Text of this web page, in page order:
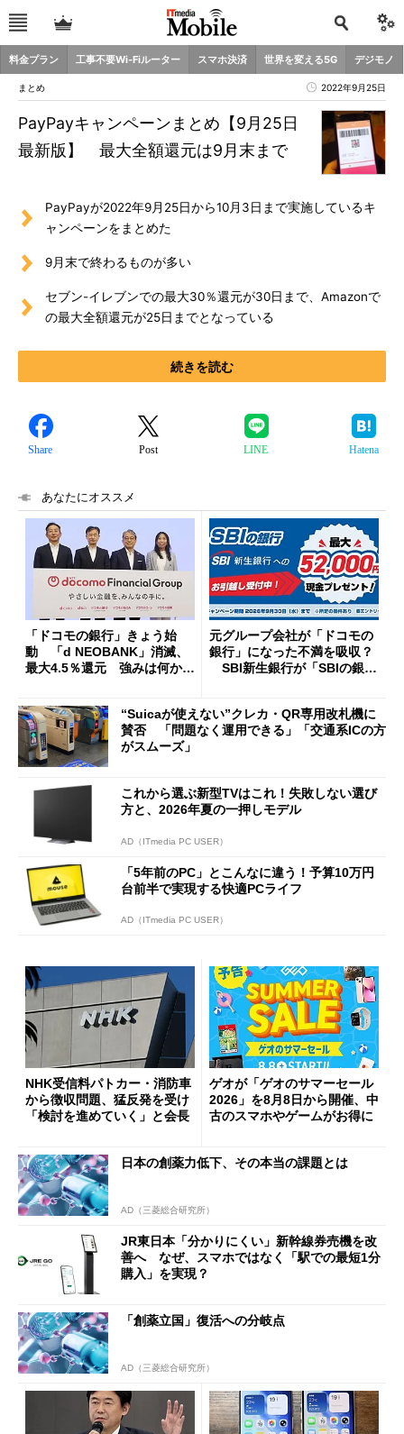
料金プラン 工事不要Wi-Fiルーター スマホ決済 世界を変える5G デジモノ
まとめ 2022年9月25日
PayPayキャンペーンまとめ【9月25日
最新版】 最大全額還元は9月末まで
PayPayが2022年9月25日から10月3日まで実施しているキ
ャンペーンをまとめた
9月末で終わるものが多い
セブン-イレブンでの最大30％還元が30日まで、Amazonで
の最大全額還元が25日までとなっている
続きを読む
Share Post LINE Hatena
あなたにオススメ
「ドコモの銀行」きょう始
動 「d NEOBANK」消滅、
最大4.5％還元 強みは何か解
元グループ会社が「ドコモの
銀行」になった不満を吸収？
SBI新生銀行が「SBIの銀
開催
“Suicaが使えない”クレカ・QR専用改札機に
賛否 「問題なく運用できる」「交通系ICの方
がスムーズ」
これから選ぶ新型TVはこれ！失敗しない選び
方と、2026年夏の一押しモデル
AD（ITmedia PC USER）
「5年前のPC」とこんなに違う！予算10万円
台前半で実現する快適PCライフ
AD（ITmedia PC USER）
NHK受信料パトカー・消防車
から徴収問題、猛反発を受け
「検討を進めていく」と会長
ゲオが「ゲオのサマーセール
2026」を8月8日から開催、中
古のスマホやゲームがお得に
日本の創薬力低下、その本当の課題とは
AD（三菱総合研究所）
JR東日本「分かりにくい」新幹線券売機を改
善へ なぜ、スマホではなく「駅での最短1分
購入」を実現？
「創薬立国」復活への分岐点
AD（三菱総合研究所）